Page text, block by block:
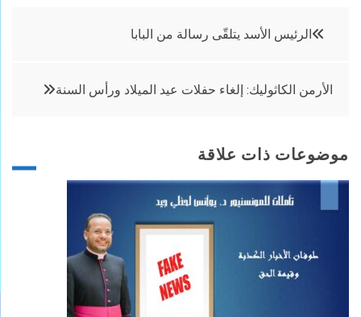
تصفّح
المقالات
الرئيس الأسد يتلقّى رسالة من البابا
الأرمن الكاثوليك: إلغاء حفلات عيد الميلاد ورأس السنة
موضوعات ذات علاقة